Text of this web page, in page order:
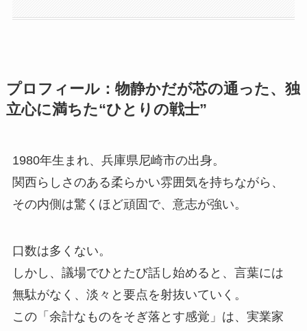
プロフィール：物静かだが芯の通った、独
立心に満ちた“ひとりの戦士”
1980年生まれ、兵庫県尼崎市の出身。
関西らしさのある柔らかい雰囲気を持ちながら、
その内側は驚くほど頑固で、意志が強い。
口数は多くない。
しかし、議場でひとたび話し始めると、言葉には
無駄がなく、淡々と要点を射抜いていく。
この「余計なものをそぎ落とす感覚」は、実業家